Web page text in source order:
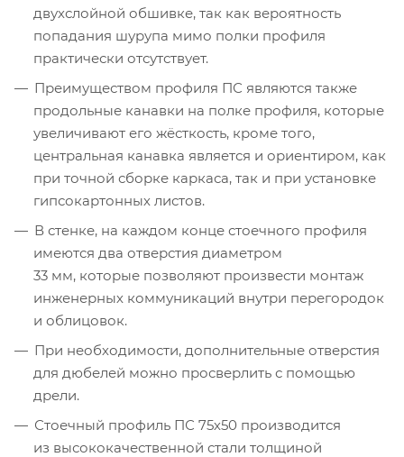
двухслойной обшивке, так как вероятность
попадания шурупа мимо полки профиля
практически отсутствует.
Преимуществом профиля ПС являются также
продольные канавки на полке профиля, которые
увеличивают его жёсткость, кроме того,
центральная канавка является и ориентиром, как
при точной сборке каркаса, так и при установке
гипсокартонных листов.
В стенке, на каждом конце стоечного профиля
имеются два отверстия диаметром
33 мм, которые позволяют произвести монтаж
инженерных коммуникаций внутри перегородок
и облицовок.
При необходимости, дополнительные отверстия
для дюбелей можно просверлить с помощью
дрели.
Стоечный профиль ПС 75х50 производится
из высококачественной стали толщиной